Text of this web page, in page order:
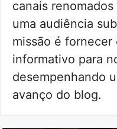
canais
uma audiência
missão é
informativo para
desempenhando
avanço do blog.